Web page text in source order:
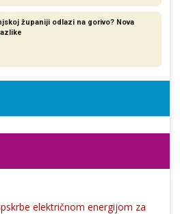
županiji odlazi na gorivo? Nova
električnom energijom za